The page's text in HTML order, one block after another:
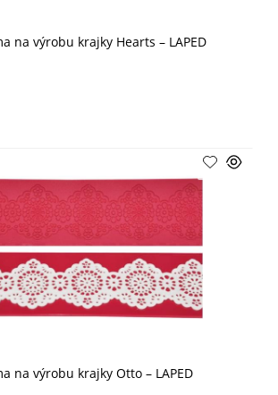
na výrobu krajky Hearts – LAPED
na výrobu krajky Otto – LAPED